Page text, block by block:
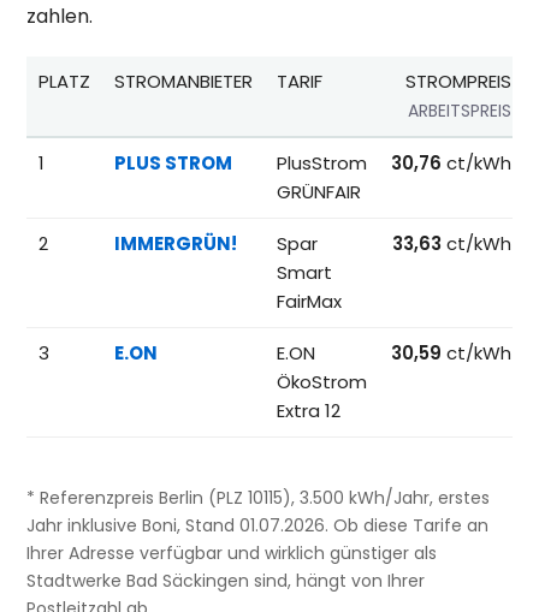
zahlen.
Beliebteste Tarife beim Anbieterwechsel;
PLATZ STROMANBIETER TARIF STROMPREIS
ARBEITSPREIS
1 PLUS STROM
PlusStrom
GRÜNFAIR
30,76 ct/kWh
2 IMMERGRÜN!
Spar
Smart
FairMax
33,63 ct/kWh
3 E.ON
E.ON
ÖkoStrom
Extra 12
30,59 ct/kWh
* Referenzpreis Berlin (PLZ 10115), 3.500 kWh/Jahr, erstes
Jahr inklusive Boni, Stand 01.07.2026. Ob diese Tarife an
Ihrer Adresse verfügbar und wirklich günstiger als
Stadtwerke Bad Säckingen sind, hängt von Ihrer